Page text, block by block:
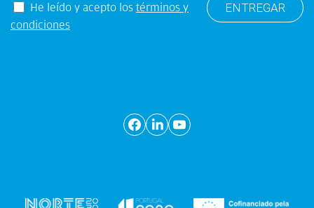
He leído y acepto los términos y
condiciones